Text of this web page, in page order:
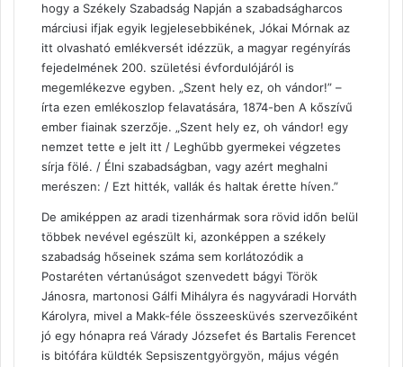
hogy a Székely Szabadság Napján a szabadságharcos
márciusi ifjak egyik legjelesebbikének, Jókai Mórnak az
itt olvasható emlékversét idézzük, a magyar regényírás
fejedelmének 200. születési évfordulójáról is
megemlékezve egyben. „Szent hely ez, oh vándor!” –
írta ezen emlékoszlop felavatására, 1874-ben A kőszívű
ember fiainak szerzője. „Szent hely ez, oh vándor! egy
nemzet tette e jelt itt / Leghűbb gyermekei végzetes
sírja fölé. / Élni szabadságban, vagy azért meghalni
merészen: / Ezt hitték, vallák és haltak érette híven.”
De amiképpen az aradi tizenhármak sora rövid időn belül
többek nevével egészült ki, azonképpen a székely
szabadság hőseinek száma sem korlátozódik a
Postaréten vértanúságot szenvedett bágyi Török
Jánosra, martonosi Gálfi Mihályra és nagyváradi Horváth
Károlyra, mivel a Makk-féle összeesküvés szervezőiként
jó egy hónapra reá Várady Józsefet és Bartalis Ferencet
is bitófára küldték Sepsiszentgyörgyön, május végén